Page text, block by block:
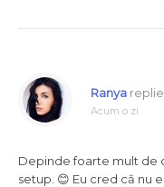
Ranya
Acum o zi
Depinde foarte mult de
setup. 😊 Eu cred că nu